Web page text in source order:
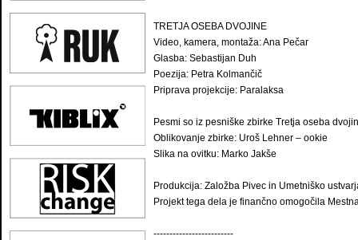
TRETJA OSEBA DVOJINE
Video, kamera, montaža: Ana Pečar
Glasba: Sebastijan Duh
Poezija: Petra Kolmančič
Priprava projekcije: Paralaksa
Pesmi so iz pesniške zbirke Tretja oseba
Oblikovanje zbirke: Uroš Lehner – ookie
Slika na ovitku: Marko Jakše
Produkcija: Založba Pivec in Umetniško
Projekt tega dela je finančno omogočila
-------------------------